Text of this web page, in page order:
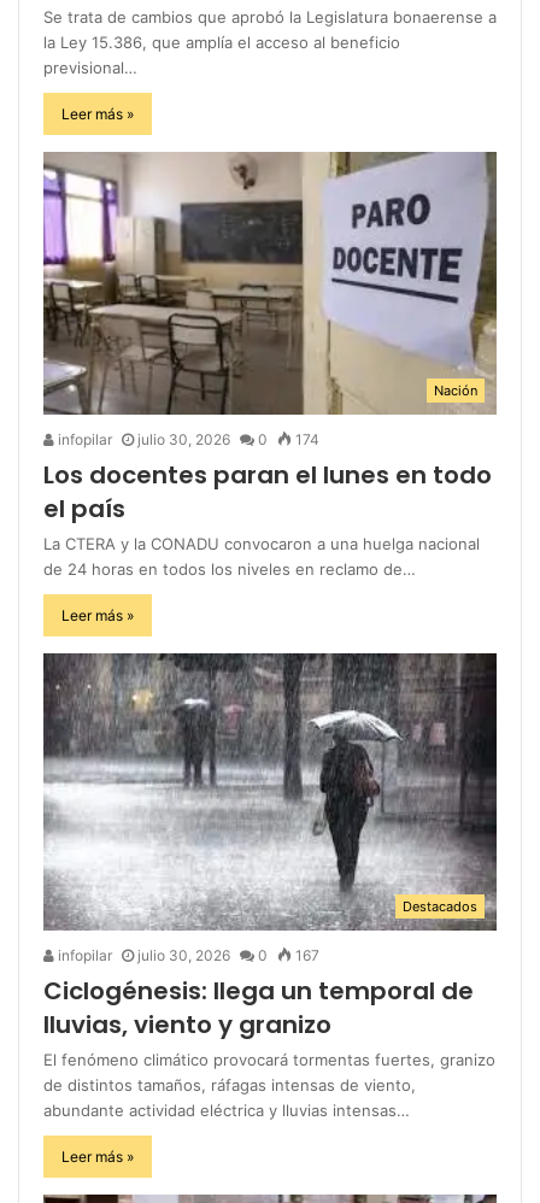
Se trata de cambios que aprobó la Legislatura bonaerense a
la Ley 15.386, que amplía el acceso al beneficio
previsional…
Leer más »
Nación
infopilar julio 30, 2026 0 174
Los docentes paran el lunes en todo
el país
La CTERA y la CONADU convocaron a una huelga nacional
de 24 horas en todos los niveles en reclamo de…
Leer más »
Destacados
infopilar julio 30, 2026 0 167
Ciclogénesis: llega un temporal de
lluvias, viento y granizo
El fenómeno climático provocará tormentas fuertes, granizo
de distintos tamaños, ráfagas intensas de viento,
abundante actividad eléctrica y lluvias intensas…
Leer más »